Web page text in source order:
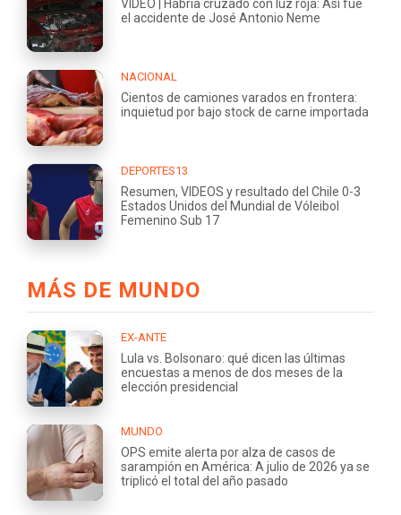
VIDEO | Habría cruzado con luz roja: Así fue
el accidente de José Antonio Neme
NACIONAL
Cientos de camiones varados en frontera:
inquietud por bajo stock de carne importada
DEPORTES13
Resumen, VIDEOS y resultado del Chile 0-3
Estados Unidos del Mundial de Vóleibol
Femenino Sub 17
MÁS DE MUNDO
EX-ANTE
Lula vs. Bolsonaro: qué dicen las últimas
encuestas a menos de dos meses de la
elección presidencial
MUNDO
OPS emite alerta por alza de casos de
sarampión en América: A julio de 2026 ya se
triplicó el total del año pasado